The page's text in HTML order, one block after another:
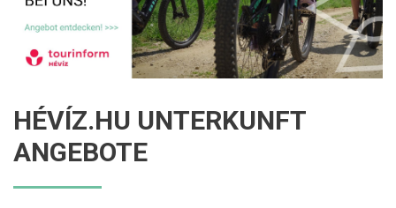
HÉVÍZ.HU UNTERKUNFT
ANGEBOTE